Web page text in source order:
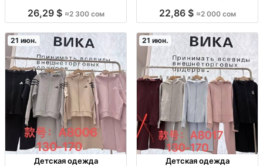
158, 5 цветов двойка для девочек
ткань, сатиновый эффект,
удобная посадка. р-ры: 134/
26,29 $ ≈2 300 сом
MAR’YAM, невесомая лёгкая
Ростовки: 134/146/158. Для
22,86 $ ≈2 000 сом
21 июн.
Детская одежда
21 июн.
Детская одежда